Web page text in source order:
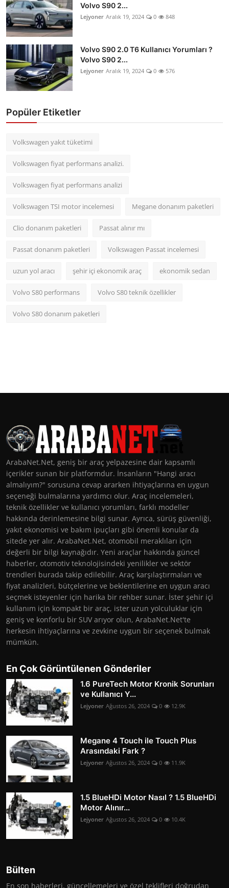
Volvo S90 2...
Lejyoner Aralık 19, 2024 0 848
Volvo S90 2.0 T6 Kullanıcı Yorumları ?
Volvo S90 2...
Lejyoner Aralık 19, 2024 0 576
Popüler Etiketler
Volkswagen yakıt tüketimi
Volkswagen fiyat performans analizi.
Volkswagen fiyat performans analizi
Volkswagen TSI motor incelemesi Megane donanım paketleri
Clio donanım paketleri Passat alınır mı
Passat donanım paketleri Volkswagen Passat incelemesi
uzun yol aracı şehir içi ekonomik araç ekonomik sedan
Volvo S80 performans Volvo S80 teknik özellikler
Volvo S80 donanım paketleri
ArabaNet.Net, geniş bir araç yelpazesine dair kapsamlı
içerikler sunan bir platformdur. İnsanların "Hangi aracı
almalıyım?" sorusuna cevap ararken ihtiyaçlarına en uygun
seçeneği bulmalarına yardımcı olur. Araç incelemeleri,
teknik özellikler ve kullanıcı yorumları, farklı modeller
hakkında derinlemesine bilgi sunar. Ayrıca, sürüş güvenliği,
yakıt ekonomisi ve bakım ipuçları gibi önemli konular da
sitede yer alır. ArabaNet.Net, otomobil meraklıları için
değerli bir bilgi kaynağıdır. Yeni araçlar hakkında güncel
haberler, otomotiv teknolojisindeki yenilikler ve sektör
trendleri burada takip edilebilir. Araç karşılaştırmaları ve
fiyat analizleri, bütçelerine ve beklentilerine en uygun aracı
seçmek isteyenler için harika bir rehber sunar. İster şehir içi
kullanım için kompakt bir araç, ister uzun yolculuklar için
geniş ve konforlu bir SUV arıyor olun, ArabaNet.Net'te
herkesin ihtiyaçlarına ve zevkine uygun bir seçenek bulmak
mümkün.
En Çok Görüntülenen Gönderiler
1.6 PureTech Motor Kronik Sorunları
ve Kullanıcı Y...
Lejyoner Ağustos 26, 2024 0 12.9K
Megane 4 Touch ile Touch Plus
Arasındaki Fark ?
Lejyoner Ağustos 26, 2024 0 11.9K
1.5 BlueHDi Motor Nasıl ? 1.5 BlueHDi
Motor Alınır...
Lejyoner Ağustos 26, 2024 0 10.4K
Bülten
En son haberleri, güncellemeleri ve özel teklifleri doğrudan